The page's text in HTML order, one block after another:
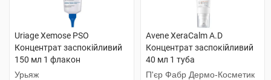
Uriage Xemose PSO
Концентрат заспокійливий
150 мл 1 флакон
Урьяж
Avene XeraCalm A.D
Концентрат заспокійливий
40 мл 1 туба
П'єр Фабр Дермо-Косметик